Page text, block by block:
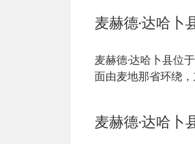
麦赫德·达哈卜
麦赫德·达哈卜县位
面由麦地那省环绕
麦赫德·达哈卜